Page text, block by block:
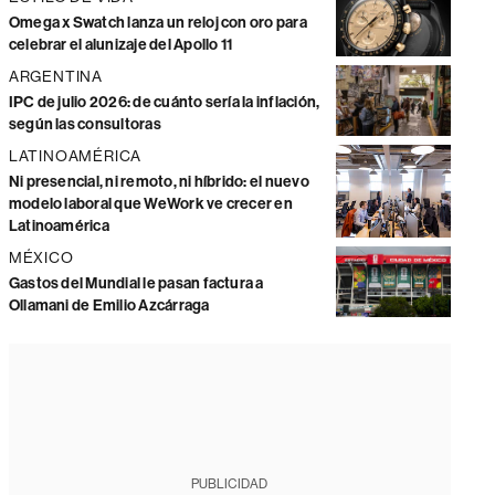
Omega x Swatch lanza un reloj con oro para
celebrar el alunizaje del Apollo 11
ARGENTINA
IPC de julio 2026: de cuánto sería la inflación,
según las consultoras
LATINOAMÉRICA
Ni presencial, ni remoto, ni híbrido: el nuevo
modelo laboral que WeWork ve crecer en
Latinoamérica
MÉXICO
Gastos del Mundial le pasan factura a
Ollamani de Emilio Azcárraga
PUBLICIDAD